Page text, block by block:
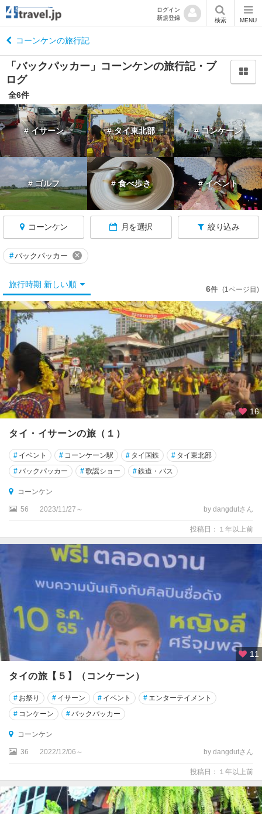
ログイン
新規登録
検索 MENU
コーンケンの旅行記
「バックパッカー」コーンケンの旅行記・ブ
ログ
全6件
# イサーン # タイ東北部 # コンケーン
# ゴルフ # 食べ歩き # イベント
コーンケン 月を選択 絞り込み
タ
イ
へ
戻
る
ア
ユ
タ
★
カ
ン
チ
ャ
ナ
ブ
リ
★
ラ
ビ
★
サ
イ
イ
★
チ
ェ
ン
マ
イ
★
ナ
ー
ラ
ー
チ
#バックパッカー ×
旅行時期 新しい順 6件 (1ページ目)
16
タイ・イサーンの旅（１）
# イベント # コーンケーン駅 # タイ国鉄 # タイ東北部
#バックパッカー #歌謡ショー #鉄道・バス
コーンケン
56 2023/11/27～ by dangdutさん
投稿日：１年以上前
11
タイの旅【５】（コンケーン）
# お祭り # イサーン # イベント # エンターテイメント
# コンケーン #バックパッカー
コーンケン
36 2022/12/06～ by dangdutさん
投稿日：１年以上前